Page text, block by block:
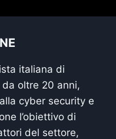
italiana di
oltre 20 anni,
cyber security e
l’obiettivo di
del settore,